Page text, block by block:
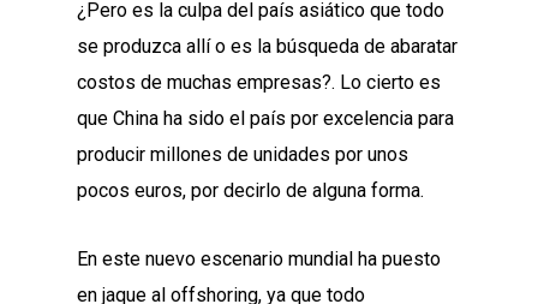
¿Pero es la culpa del país asiático que todo
se produzca allí o es la búsqueda de abaratar
costos de muchas empresas?. Lo cierto es
que China ha sido el país por excelencia para
producir millones de unidades por unos
pocos euros, por decirlo de alguna forma.
En este nuevo escenario mundial ha puesto
en jaque al offshoring, ya que todo